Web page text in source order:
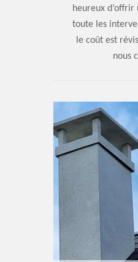
heureux
toute les
le coût est
nous